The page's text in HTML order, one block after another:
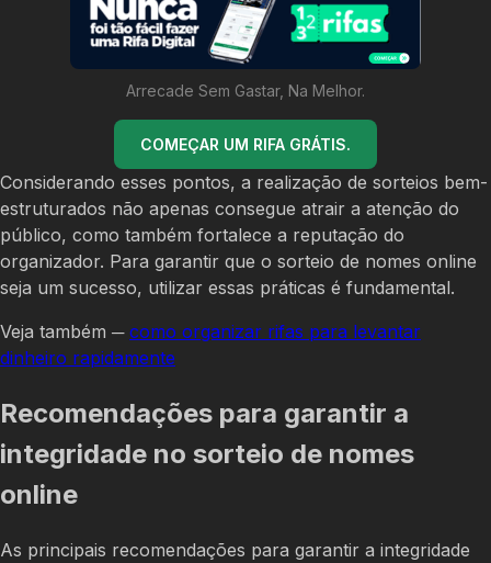
Arrecade Sem Gastar, Na Melhor.
COMEÇAR UM RIFA GRÁTIS.
Considerando esses pontos, a realização de sorteios bem-
estruturados não apenas consegue atrair a atenção do
público, como também fortalece a reputação do
organizador. Para garantir que o sorteio de nomes online
seja um sucesso, utilizar essas práticas é fundamental.
Veja também ─ como organizar rifas para levantar
dinheiro rapidamente
Recomendações para garantir a
integridade no sorteio de nomes
online
As principais recomendações para garantir a integridade